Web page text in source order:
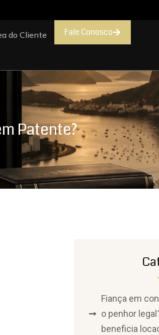
do Cliente Fale Conosco
Patente?
Fiança em
o penhor
beneficia